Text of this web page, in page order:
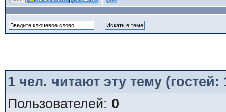
1чел. читают эту тему
Пользователей: 0